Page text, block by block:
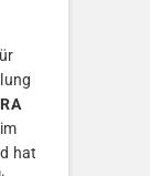
hat